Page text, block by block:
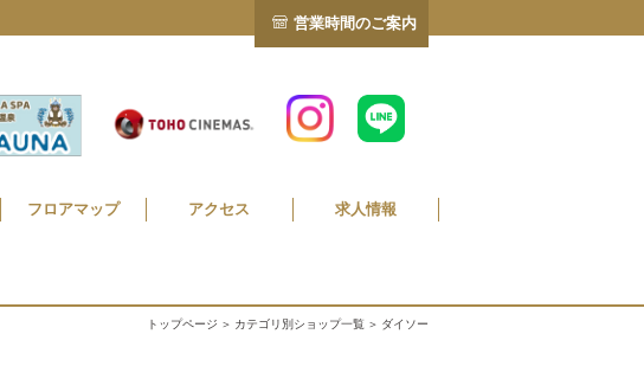
営業時間のご案内
フロアマップ アクセス 求人情報
トップページ ＞ カテゴリ別ショップ一覧 ＞ ダイソー